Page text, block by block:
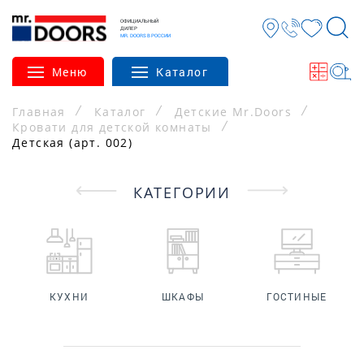
ОФИЦИАЛЬНЫЙ
ДИЛЕР
MR. DOORS В РОССИИ
Меню Каталог
Главная Каталог
Детские Mr.Doors
Кровати для детской комнаты
Детская (арт. 002)
КАТЕГОРИИ
КУХНИ ШКАФЫ ГОСТИНЫЕ